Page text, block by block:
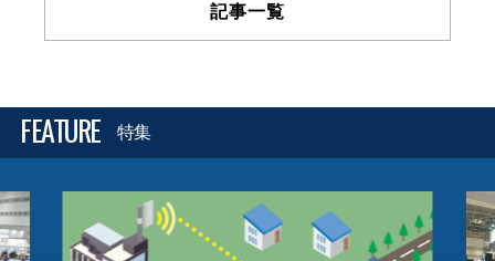
記事一覧
FEATURE 特集